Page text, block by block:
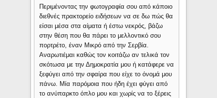
Περιμένοντας την φωτογραφία σου από κάποιο
διεθνές πρακτορείο ειδήσεων να σε δω πώς θα
είσαι μέσα στα αίματα ή έστω νεκρός, βάζω
στην θέση που θα πάρει το μελλοντικό σου
πορτρέτο, έναν Μικρό από την Σερβία.
Αναρωτιέμαι καθώς τον κοιτάζω αν τελικά τον
σκότωσα με την Δημοκρατία μου ή κατάφερε να
ξεφύγει από την σφαίρα που είχε το όνομά μου
πάνω. Μία παρόμοια που ήδη έχει φύγει από
το ανύπαρκτο όπλο μου και χωρίς να το ξέρεις